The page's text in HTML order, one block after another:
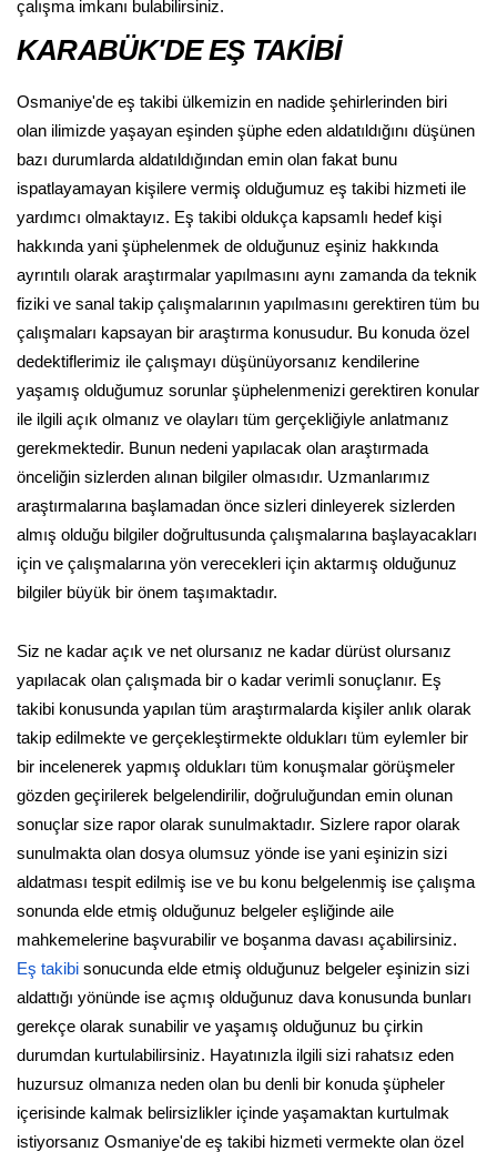
çalışma imkanı bulabilirsiniz.
KARABÜK'DE EŞ TAKİBİ
Osmaniye'de eş takibi ülkemizin en nadide şehirlerinden biri
olan ilimizde yaşayan eşinden şüphe eden aldatıldığını düşünen
bazı durumlarda aldatıldığından emin olan fakat bunu
ispatlayamayan kişilere vermiş olduğumuz eş takibi hizmeti ile
yardımcı olmaktayız. Eş takibi oldukça kapsamlı hedef kişi
hakkında yani şüphelenmek de olduğunuz eşiniz hakkında
ayrıntılı olarak araştırmalar yapılmasını aynı zamanda da teknik
fiziki ve sanal takip çalışmalarının yapılmasını gerektiren tüm bu
çalışmaları kapsayan bir araştırma konusudur. Bu konuda özel
dedektiflerimiz ile çalışmayı düşünüyorsanız kendilerine
yaşamış olduğumuz sorunlar şüphelenmenizi gerektiren konular
ile ilgili açık olmanız ve olayları tüm gerçekliğiyle anlatmanız
gerekmektedir. Bunun nedeni yapılacak olan araştırmada
önceliğin sizlerden alınan bilgiler olmasıdır. Uzmanlarımız
araştırmalarına başlamadan önce sizleri dinleyerek sizlerden
almış olduğu bilgiler doğrultusunda çalışmalarına başlayacakları
için ve çalışmalarına yön verecekleri için aktarmış olduğunuz
bilgiler büyük bir önem taşımaktadır.
Siz ne kadar açık ve net olursanız ne kadar dürüst olursanız
yapılacak olan çalışmada bir o kadar verimli sonuçlanır. Eş
takibi konusunda yapılan tüm araştırmalarda kişiler anlık olarak
takip edilmekte ve gerçekleştirmekte oldukları tüm eylemler bir
bir incelenerek yapmış oldukları tüm konuşmalar görüşmeler
gözden geçirilerek belgelendirilir, doğruluğundan emin olunan
sonuçlar size rapor olarak sunulmaktadır. Sizlere rapor olarak
sunulmakta olan dosya olumsuz yönde ise yani eşinizin sizi
aldatması tespit edilmiş ise ve bu konu belgelenmiş ise çalışma
sonunda elde etmiş olduğunuz belgeler eşliğinde aile
mahkemelerine başvurabilir ve boşanma davası açabilirsiniz.
Eş takibi sonucunda elde etmiş olduğunuz belgeler eşinizin sizi
aldattığı yönünde ise açmış olduğunuz dava konusunda bunları
gerekçe olarak sunabilir ve yaşamış olduğunuz bu çirkin
durumdan kurtulabilirsiniz. Hayatınızla ilgili sizi rahatsız eden
huzursuz olmanıza neden olan bu denli bir konuda şüpheler
içerisinde kalmak belirsizlikler içinde yaşamaktan kurtulmak
istiyorsanız Osmaniye'de eş takibi hizmeti vermekte olan özel